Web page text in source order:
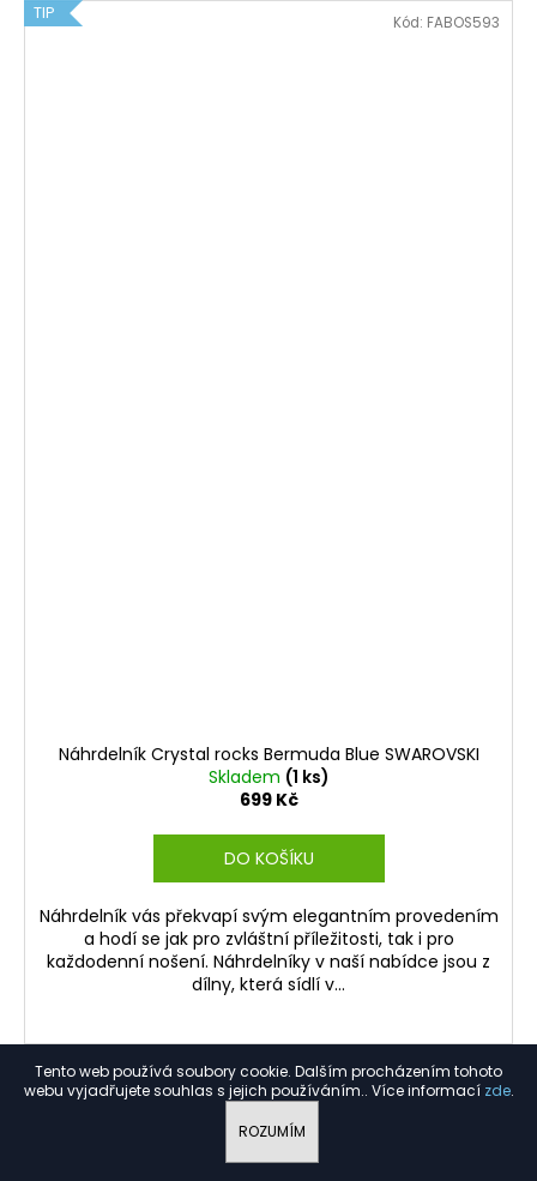
Tento web používá soubory cookie. Dalším procházením tohoto
webu vyjadřujete souhlas s jejich používáním.. Více informací zde.
ROZUMÍM
TIP
Náhrdelník Crystal rocks Bermuda Blue SWAROVSKI
Skladem (1 ks)
699 Kč
DO KOŠÍKU
Náhrdelník vás překvapí svým elegantním provedením
a hodí se jak pro zvláštní příležitosti, tak i pro
každodenní nošení. Náhrdelníky v naší nabídce jsou z
dílny, která sídlí v...
Kód: FABOS593
Kód:FABOS591